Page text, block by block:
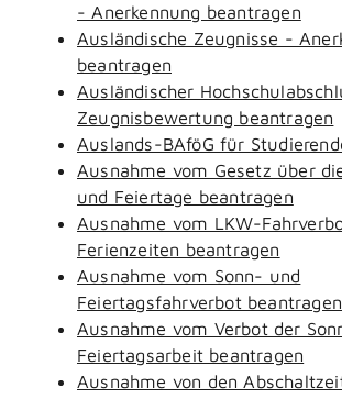
- Anerkennung beantragen
Ausländische Zeugnisse -
beantragen
Ausländischer
Zeugnisbewertung beantragen
Auslands-BAföG für
Ausnahme vom Gesetz über
und Feiertage beantragen
Ausnahme vom LKW-
Ferienzeiten beantragen
Ausnahme vom Sonn- und
Feiertagsfahrverbot beantragen
Ausnahme vom Verbot der
Feiertagsarbeit beantragen
Ausnahme von den